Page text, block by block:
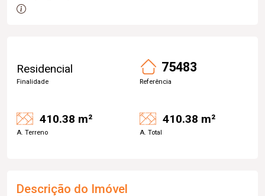
Residencial
Finalidade
75483
Referência
410.38 m²
A. Terreno
410.38 m²
A. Total
Descrição do Imóvel